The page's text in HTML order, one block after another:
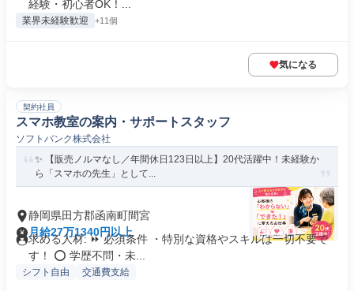
経験・初心者OK！...
業界未経験歓迎 +11個
気になる
契約社員
スマホ教室の案内・サポートスタッフ
ソフトバンク株式会社
✨ 【販売ノルマなし／年間休日123日以上】20代活躍中！未経験か
ら「スマホの先生」として...
静岡県田方郡函南町間宮
月給27万1340円以上
求める人材: ⏩ 必須条件 ・特別な資格やスキルは一切不要で
す！ ⭕ 学歴不問・未...
シフト自由 交通費支給